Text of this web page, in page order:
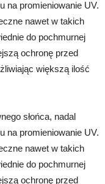
na promieniowanie UV.
nawet w takich
do pochmurnej
ochronę przed
większą ilość
słońca, nadal
na promieniowanie UV.
nawet w takich
do pochmurnej
ochronę przed